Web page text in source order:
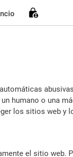
humano o una
los sitios web y
el sitio web.